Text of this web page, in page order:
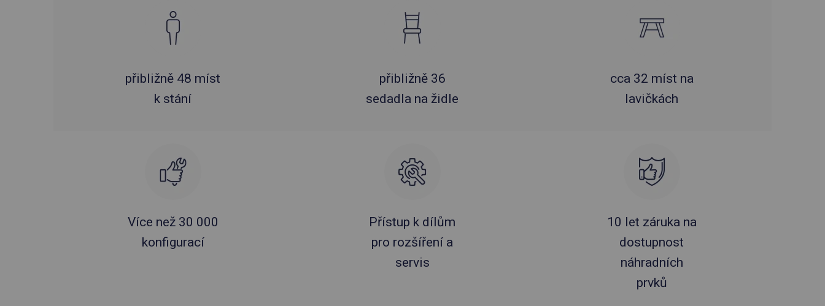
přibližně 48 míst
k stání
přibližně 36
sedadla na židle
cca 32 míst na
lavičkách
Více než 30 000
konfigurací
Přístup k dílům
pro rozšíření a
servis
10 let záruka na
dostupnost
náhradních
prvků